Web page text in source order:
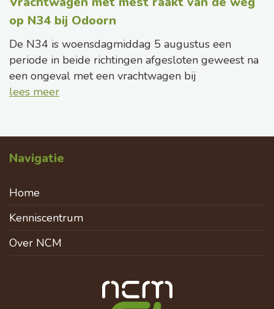
op N34 bij Odoorn
De N34 is woensdagmiddag 5 augustus een
periode in beide richtingen afgesloten geweest na
een ongeval met een vrachtwagen bij
lees meer
Navigatie
Home
Kenniscentrum
Over NCM